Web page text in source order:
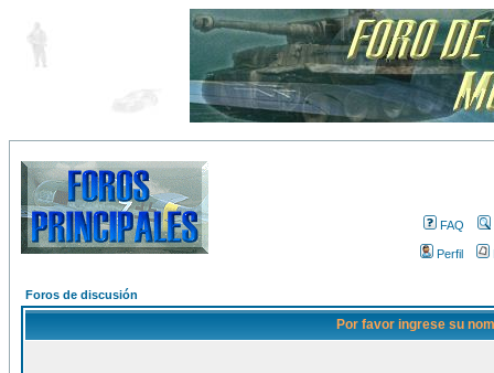
FAQ
Perfil
Foros de discusión
Por favor ingrese su